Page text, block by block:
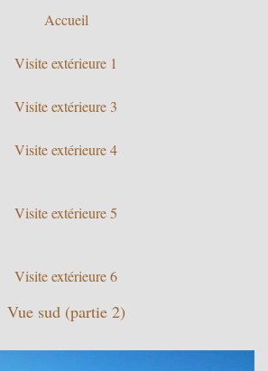
Accueil
Visite extérieure 1
Visite extérieure 3
Visite extérieure 4
Visite extérieure 5
Visite extérieure 6
Vue sud (partie 2)